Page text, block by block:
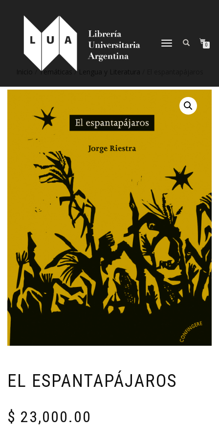
NAVEGACIÓN
0
/Temáticas /
EL ESPANTAPÁJAROS
$ 23,000.00